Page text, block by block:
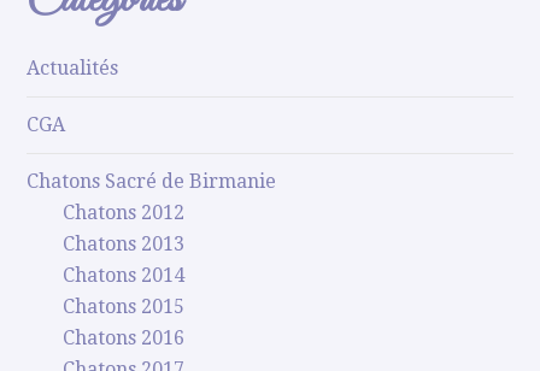
Actualités
CGA
Chatons Sacré de Birmanie
Chatons 2012
Chatons 2013
Chatons 2014
Chatons 2015
Chatons 2016